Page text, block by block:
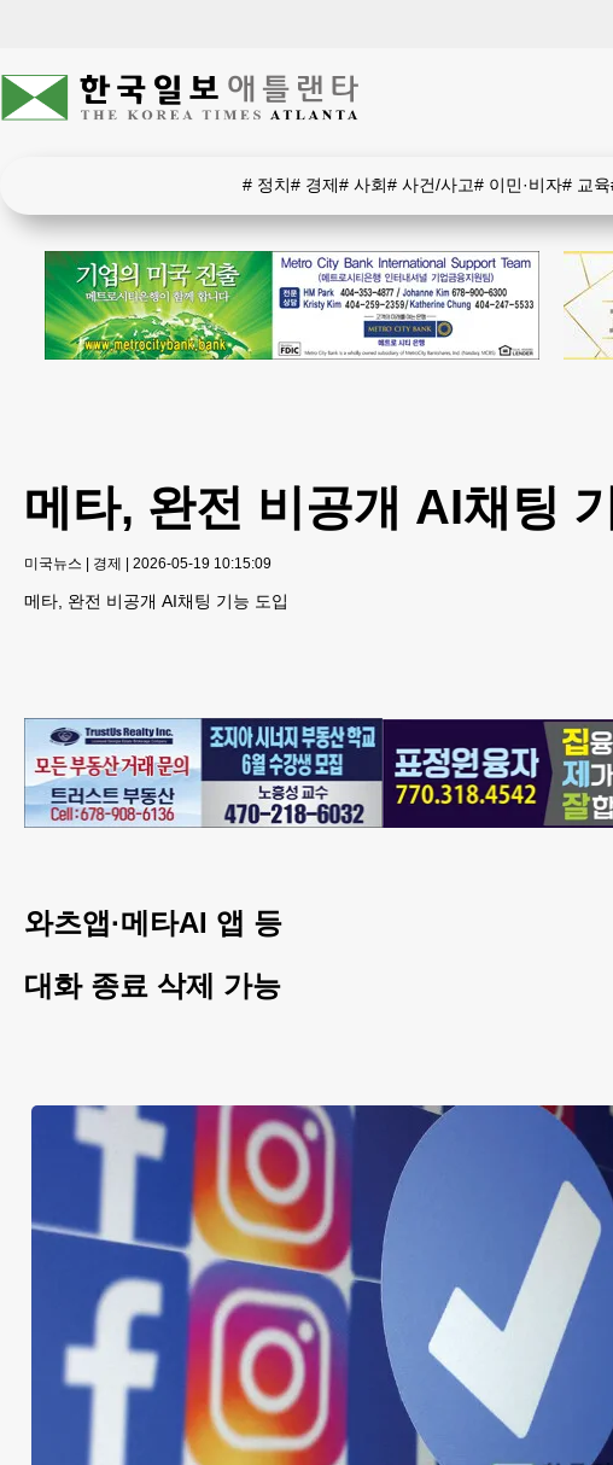
# 정치# 경제# 사회# 사건/사고# 이민·비자# 교육
메타, 완전 비공개 AI채팅
미국뉴스 | 경제 | 2026-05-19 10:15:09
메타, 완전 비공개 AI채팅 기능 도입
와츠앱·메타AI 앱 등
대화 종료 삭제 가능